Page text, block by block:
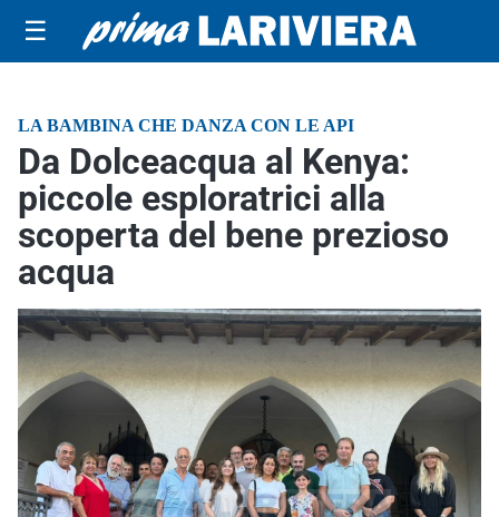
☰
LA BAMBINA CHE DANZA CON LE API
Da Dolceacqua al Kenya:
piccole esploratrici alla
scoperta del bene prezioso
acqua